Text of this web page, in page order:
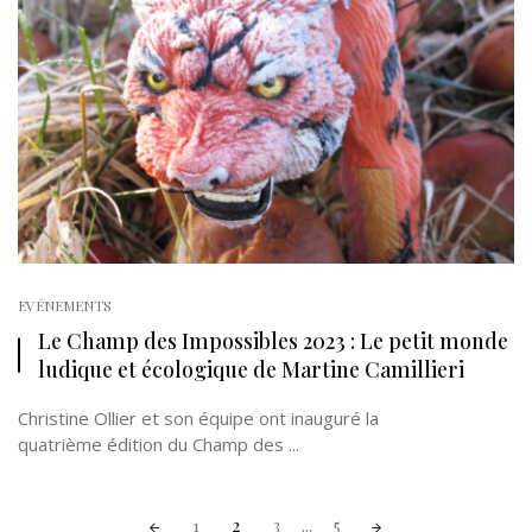
EVÉNEMENTS
Le Champ des Impossibles 2023 : Le petit monde
ludique et écologique de Martine Camillieri
Christine Ollier et son équipe ont inauguré la
quatrième édition du Champ des ...
1 2 3 ... 5